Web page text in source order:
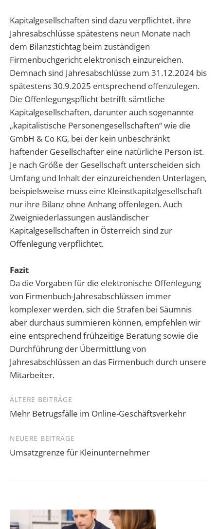
Kapitalgesellschaften sind dazu verpflichtet, ihre
Jahresabschlüsse spätestens neun Monate nach
dem Bilanzstichtag beim zuständigen
Firmenbuchgericht elektronisch einzureichen.
Demnach sind Jahresabschlüsse zum 31.12.2024 bis
spätestens 30.9.2025 entsprechend offenzulegen.
Die Offenlegungspflicht betrifft sämtliche
Kapitalgesellschaften, darunter auch sogenannte
„kapitalistische Personengesellschaften“ wie die
GmbH & Co KG, bei der kein unbeschränkt
haftender Gesellschafter eine natürliche Person ist.
Je nach Größe der Gesellschaft unterscheiden sich
Umfang und Inhalt der einzureichenden Unterlagen,
beispielsweise muss eine Kleinstkapitalgesellschaft
nur ihre Bilanz ohne Anhang offenlegen. Auch
Zweigniederlassungen ausländischer
Kapitalgesellschaften in Österreich sind zur
Offenlegung verpflichtet.
Fazit
Da die Vorgaben für die elektronische Offenlegung
von Firmenbuch-Jahresabschlüssen immer
komplexer werden, sich die Strafen bei Säumnis
aber durchaus summieren können, empfehlen wir
eine entsprechend frühzeitige Beratung sowie die
Durchführung der Übermittlung von
Jahresabschlüssen an das Firmenbuch durch unsere
Mitarbeiter.
Beitragsnavigation
ÄLTERE BEITRÄGE
Mehr Betrugsfälle im Online-Geschäftsverkehr
NEUERE BEITRÄGE
Umsatzgrenze für Kleinunternehmer